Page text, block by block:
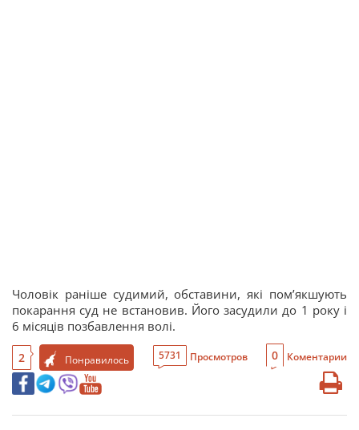
Чоловік раніше судимий, обставини, які помʼякшують
покарання суд не встановив. Його засудили до 1 року і
6 місяців позбавлення волі.
2 Понравилось 5731 Просмотров 0 Коментарии